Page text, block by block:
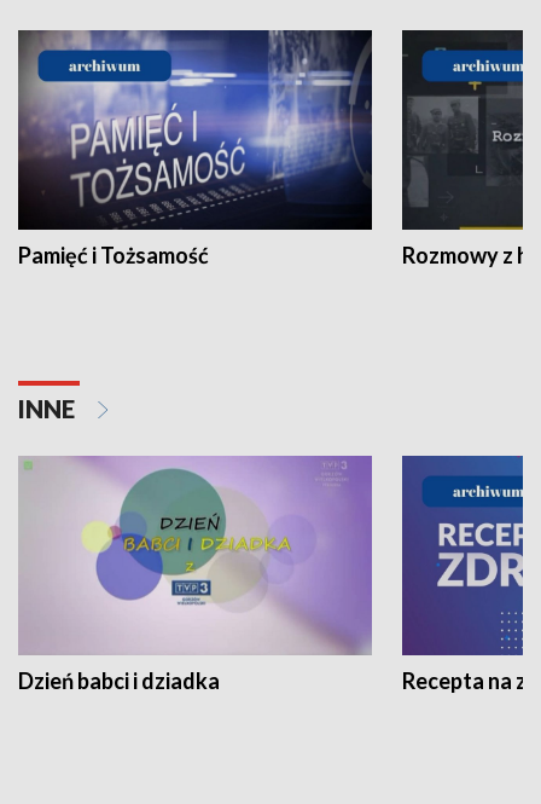
Pamięć i Tożsamość Rozmowy z
INNE
Dzień babci i dziadka Recepta na